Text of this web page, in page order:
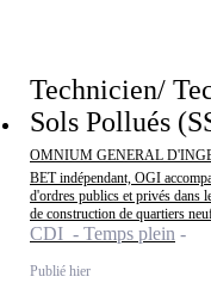
Technicien/
Sols Pollués
OMNIUM GENERAL
BET indépendant, OGI
d'ordres publics et privés dans
de construction de quartiers
CDI - Temps plein
Publié hier